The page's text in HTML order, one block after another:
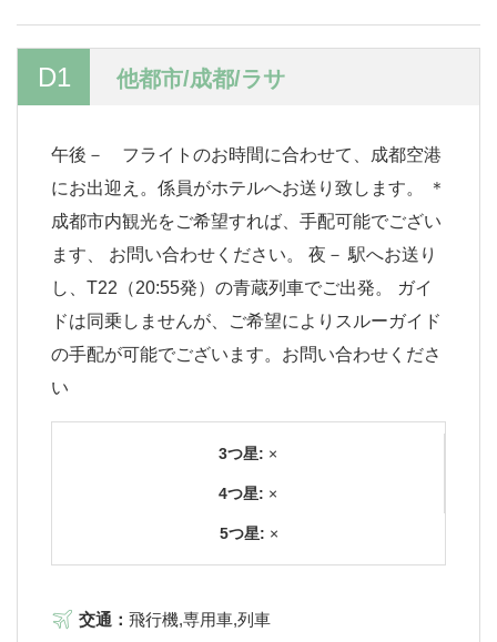
D1 他都市/成都/ラサ
午後－ フライトのお時間に合わせて、成都空港
にお出迎え。係員がホテルへお送り致します。 ＊
成都市内観光をご希望すれば、手配可能でござい
ます、 お問い合わせください。 夜－ 駅へお送り
し、T22（20:55発）の青蔵列車でご出発。 ガイ
ドは同乗しませんが、ご希望によりスルーガイド
の手配が可能でございます。お問い合わせくださ
い
3つ星: ×
4つ星: ×
5つ星: ×
交通： 飛行機,専用車,列車